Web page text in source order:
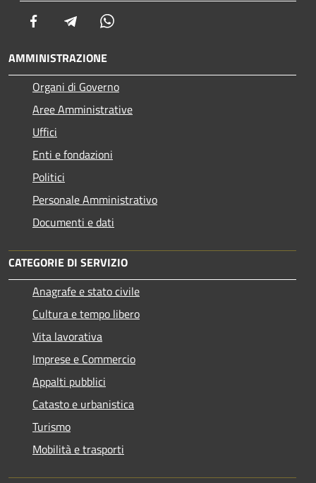
Facebook Telegram
AMMINISTRAZIONE
Organi di Governo
Aree Amministrative
Uffici
Enti e fondazioni
Politici
Personale Amministrativo
Documenti e dati
CATEGORIE DI SERVIZIO
Anagrafe e stato civile
Cultura e tempo libero
Vita lavorativa
Imprese e Commercio
Appalti pubblici
Catasto e urbanistica
Turismo
Mobilità e trasporti